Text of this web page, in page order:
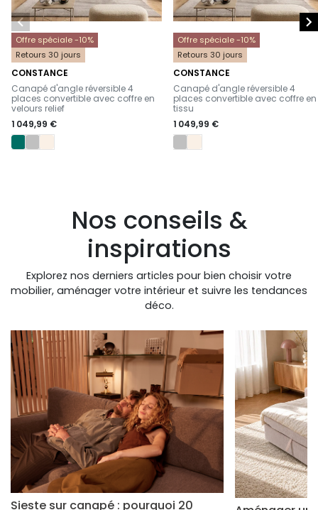
Offre spéciale -10%
Retours 30 jours
CONSTANCE
-
Canapé d'angle réversible 4
places convertible avec coffre en
velours relief
1 049,99 €
Offre spéciale -10%
Retours 30 jours
CONSTANCE
-
Canapé d'angle réversible 4
places convertible avec coffre en
tissu
1 049,99 €
 
Nos conseils &
inspirations
Explorez nos derniers articles pour bien choisir votre
mobilier, aménager votre intérieur et suivre les tendances
déco.
Sieste sur canapé : pourquoi 20